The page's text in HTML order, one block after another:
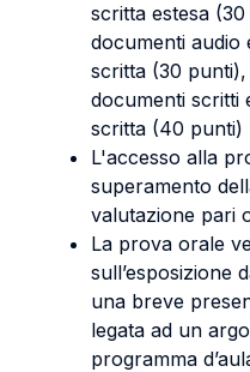
scritta estesa
documenti audio
scritta (30
documenti scritti
scritta (40 punti)
L'accesso alla
superamento
valutazione pari
La prova orale
sull’esposizione
una breve
legata ad un
programma